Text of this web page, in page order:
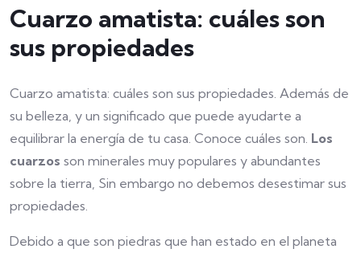
Cuarzo amatista: cuáles son
sus propiedades
Cuarzo amatista: cuáles son sus propiedades. Además de
su belleza, y un significado que puede ayudarte a
equilibrar la energía de tu casa. Conoce cuáles son. Los
cuarzos son minerales muy populares y abundantes
sobre la tierra, Sin embargo no debemos desestimar sus
propiedades.
Debido a que son piedras que han estado en el planeta